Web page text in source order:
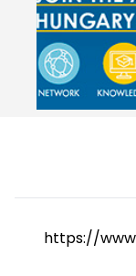
https://